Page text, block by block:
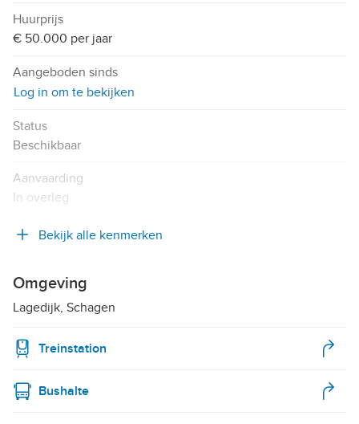
Huurprijs
€ 50.000 per jaar
Aangeboden sinds
Log in om te bekijken
Status
Beschikbaar
Aanvaarding
In overleg
Bekijk alle kenmerken
Omgeving
Lagedijk, Schagen
Treinstation
Bushalte